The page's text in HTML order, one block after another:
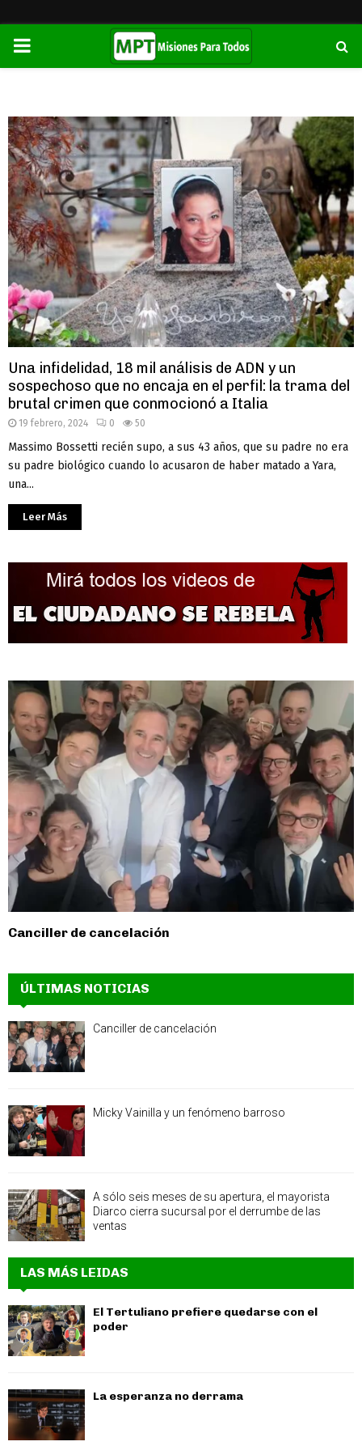
PRIMARY
Una infidelidad, 18 mil análisis de ADN y un
sospechoso que no encaja en el perfil: la trama del
brutal crimen que conmocionó a Italia
19 febrero, 2024 0 50
Massimo Bossetti recién supo, a sus 43 años, que su padre no era
su padre biológico cuando lo acusaron de haber matado a Yara,
una...
Leer Más
Canciller de cancelación
ÚLTIMAS NOTICIAS
Canciller de cancelación
Micky Vainilla y un fenómeno barroso
A sólo seis meses de su apertura, el mayorista
Diarco cierra sucursal por el derrumbe de las
ventas
LAS MÁS LEIDAS
El Tertuliano prefiere quedarse con el
poder
La esperanza no derrama